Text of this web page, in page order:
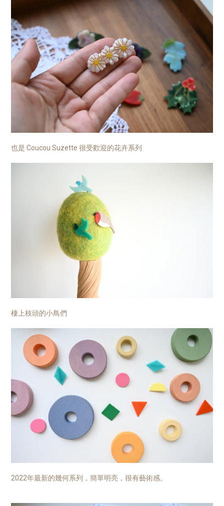
也是 Coucou Suzette 很受歡迎的花卉系列
棲上枝頭的小鳥們
2022年最新的幾何系列，簡單明亮，很有藝術感。